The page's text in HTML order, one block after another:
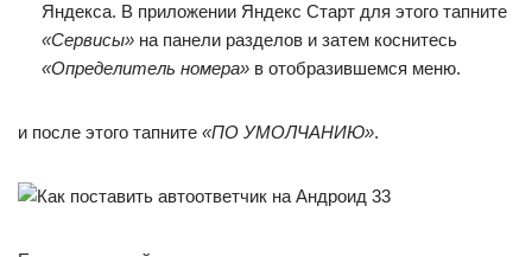
Яндекса. В приложении Яндекс Старт для этого тапните
«Сервисы» на панели разделов и затем коснитесь
«Определитель номера» в отобразившемся меню.
и после этого тапните «ПО УМОЛЧАНИЮ».